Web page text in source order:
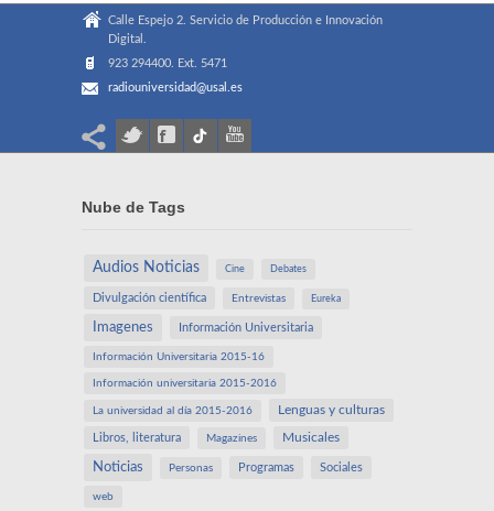
Calle Espejo 2. Servicio de Producción e Innovación
Digital.
923 294400. Ext. 5471
radiouniversidad@usal.es
Nube de Tags
Audios Noticias Cine Debates
Divulgación científica Entrevistas Eureka
Imagenes Información Universitaria
Información Universitaria 2015-16
Información universitaria 2015-2016
La universidad al día 2015-2016 Lenguas y culturas
Libros, literatura Magazines Musicales
Noticias Personas Programas Sociales
web